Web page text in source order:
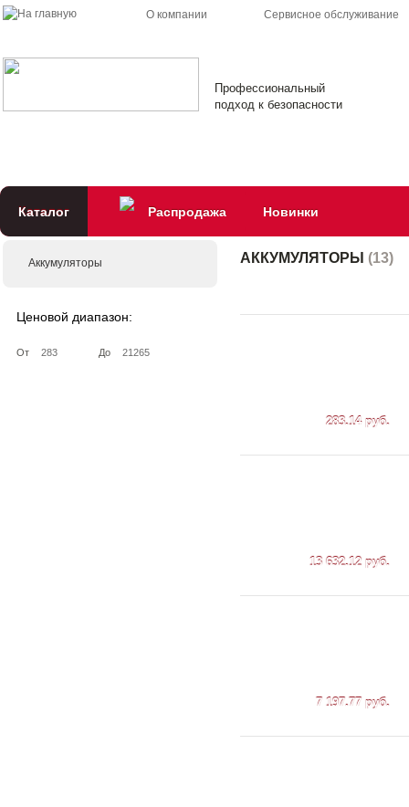
О компании Сервисное обслуживание
Профессиональный
подход к безопасности
Каталог Распродажа Новинки
Аккумуляторы
Ценовой диапазон:
От До
АККУМУЛЯТОРЫ (13)
283.14 руб.
13 632.12 руб.
7 197.77 руб.